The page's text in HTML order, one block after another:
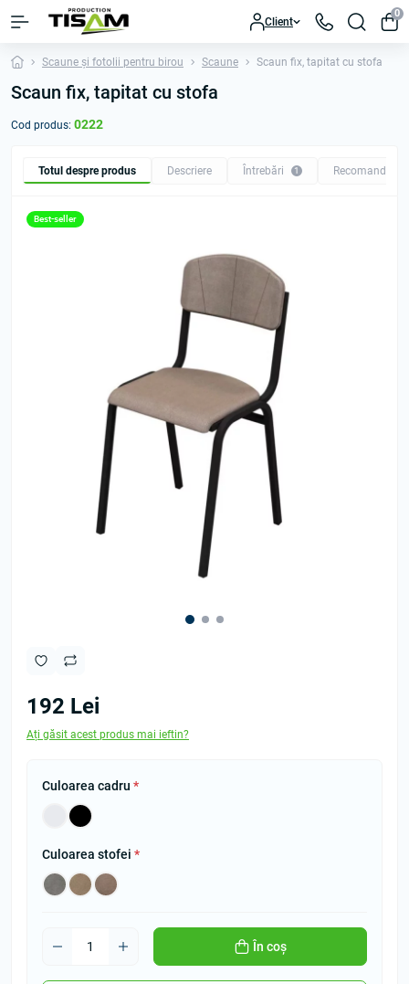
Client
0
Scaune și fotolii pentru birou Scaune Scaun fix, tapitat cu stofa
Scaun fix, tapitat cu stofa
Cod produs: 0222
Totul despre produs Descriere Întrebări 1 Recomandăm
Best-seller
192 Lei
Ați găsit acest produs mai ieftin?
Culoarea cadru *
Culoarea stofei *
În coș